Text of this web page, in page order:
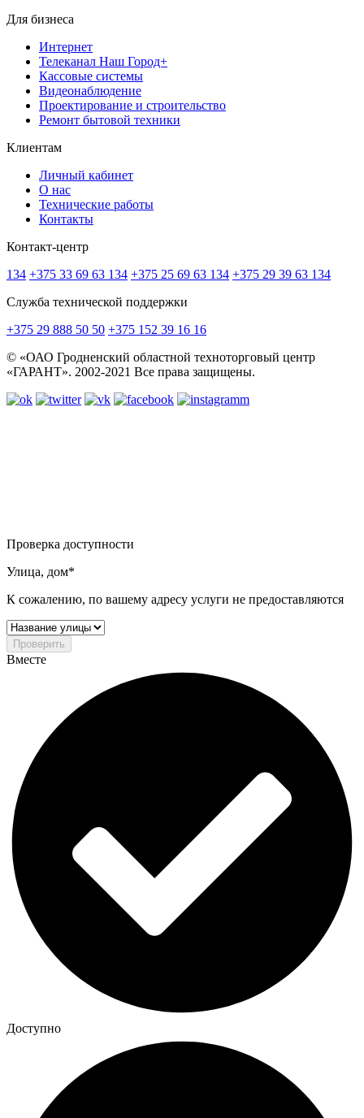
Для бизнеса
Интернет
Телеканал Наш Город+
Кассовые системы
Видеонаблюдение
Проектирование и строительство
Ремонт бытовой техники
Клиентам
Личный кабинет
О нас
Технические работы
Контакты
Контакт-центр
134 +375 33 69 63 134 +375 25 69 63 134 +375 29 39 63 134
Служба технической поддержки
+375 29 888 50 50 +375 152 39 16 16
© «ОАО Гродненский областной техноторговый центр
«ГАРАНТ». 2002-2021 Все права защищены.
Проверка доступности
Улица, дом*
К сожалению, по вашему адресу услуги не предоставляются
Проверить
Вместе
Доступно